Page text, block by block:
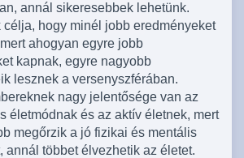
annál sikeresebbek lehetünk.
célja, hogy minél jobb eredményeket
ahogyan egyre jobb
kapnak, egyre nagyobb
lesznek a versenyszférában.
nagy jelentősége van az
életmódnak és az aktív életnek, mert
megőrzik a jó fizikai és mentális
annál többet élvezhetik az életet.